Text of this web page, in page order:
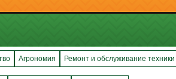
Агрономия Ремонт и обслуживание техники